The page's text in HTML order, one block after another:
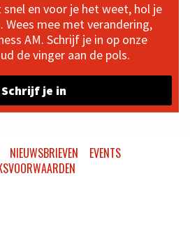
en voor je het weet, hol je
Wees mee met verandering,
AM. Schrijf je in op onze
de vinger aan de pols.
Schrijf je in
NIEUWSBRIEVEN
EVENTS